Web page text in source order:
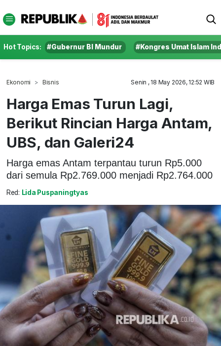
Hot Topics: #Gubernur BI Mundur #Kongres Umat Islam
Ekonomi Bisnis Senin , 18 May 2026, 12:52 WIB
Harga Emas Turun Lagi,
Berikut Rincian Harga Antam,
UBS, dan Galeri24
Harga emas Antam terpantau turun Rp5.000
dari semula Rp2.769.000 menjadi Rp2.764.000
Red: Lida Puspaningtyas